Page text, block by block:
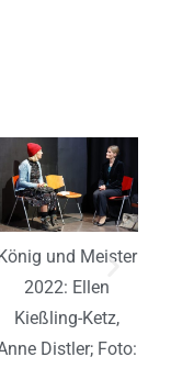
König und Meister
2022: Ellen
Kießling-Ketz,
Distler; Foto: